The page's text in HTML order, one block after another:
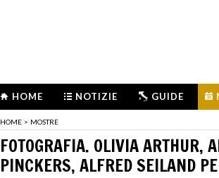
HOME NOTIZIE GUIDE
HOME > MOSTRE
FOTOGRAFIA. OLIVIA ARTHUR,
PINCKERS, ALFRED SEILAND